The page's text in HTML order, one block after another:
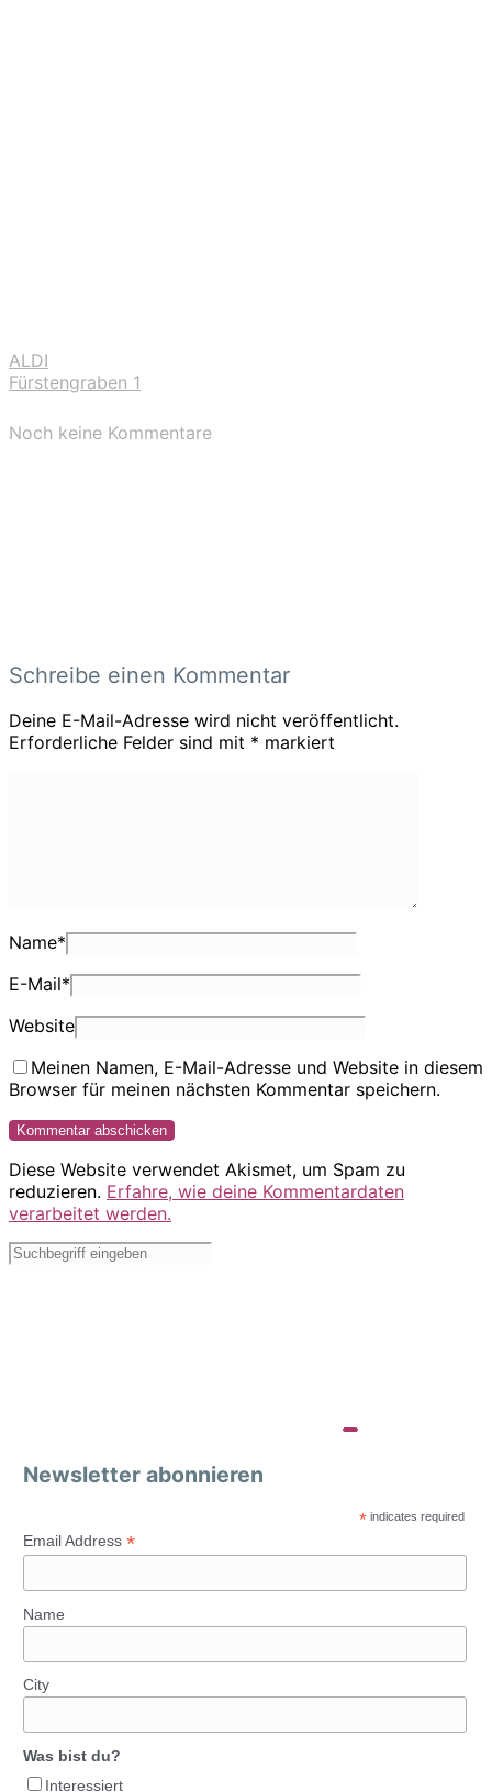
ALDI
Fürstengraben 1
Noch keine Kommentare
Schreibe einen Kommentar
Deine E-Mail-Adresse wird nicht veröffentlicht.
Erforderliche Felder sind mit * markiert
Name*
E-Mail*
Website
Meinen Namen, E-Mail-Adresse und Website in diesem
Browser für meinen nächsten Kommentar speichern.
Diese Website verwendet Akismet, um Spam zu
reduzieren. Erfahre, wie deine Kommentardaten
verarbeitet werden.
Newsletter abonnieren
* indicates required
Email Address *
Name
City
Was bist du?
Interessiert